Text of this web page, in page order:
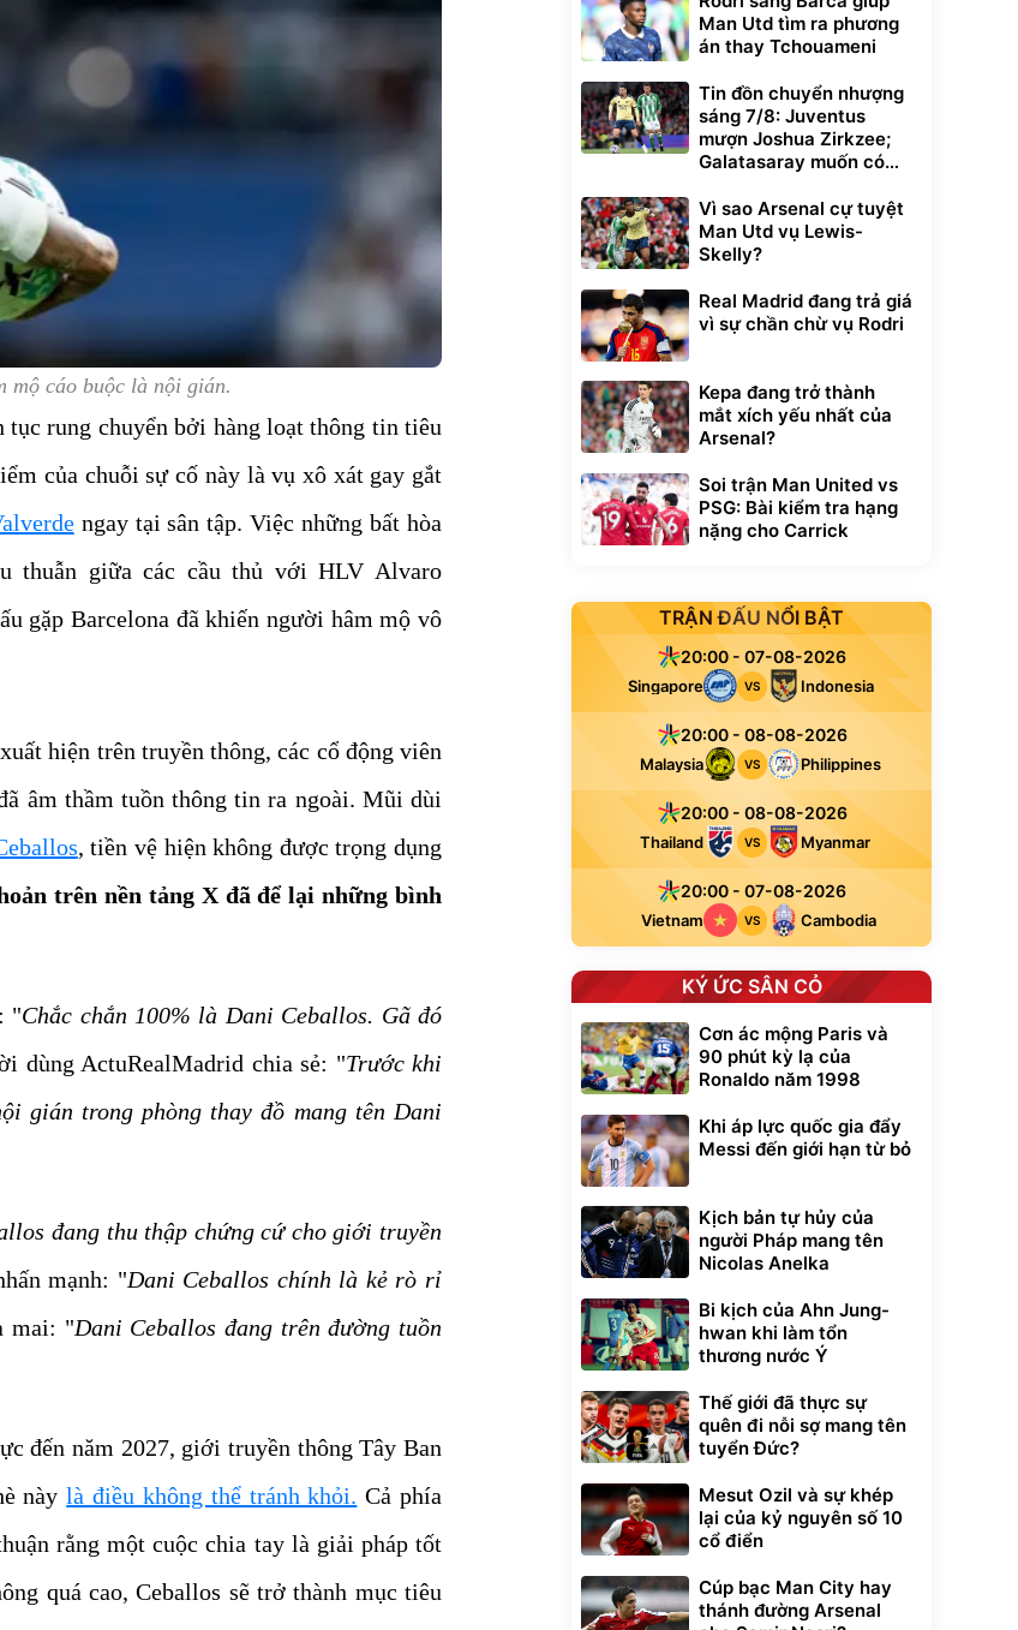
mộ cáo buộc là nội gián.
tục rung chuyển bởi hàng loạt thông tin tiêu
của chuỗi sự cố này là vụ xô xát gay gắt
ngay tại sân tập. Việc những bất hòa
thuẫn giữa các cầu thủ với HLV Alvaro
gặp Barcelona đã khiến người hâm mộ vô
hiện trên truyền thông, các cổ động viên
âm thầm tuồn thông tin ra ngoài. Mũi dùi
, tiền vệ hiện không được trọng dụng
trên nền tảng X đã để lại những bình
"Chắc chắn 100% là Dani Ceballos. Gã đó
dùng ActuRealMadrid chia sẻ: "Trước khi
gián trong phòng thay đồ mang tên Dani
đang thu thập chứng cứ cho giới truyền
mạnh: "Dani Ceballos chính là kẻ rò rỉ
mai: "Dani Ceballos đang trên đường tuồn
đến năm 2027, giới truyền thông Tây Ban
nàylà điều không thể tránh khỏi. Cả phía
rằng một cuộc chia tay là giải pháp tốt
quá cao, Ceballos sẽ trở thành mục tiêu
Man Utd tìm ra phương
án thay Tchouameni
Tin đồn chuyển nhượng
sáng 7/8: Juventus
mượn Joshua Zirkzee;
Galatasaray muốn có
Vì sao Arsenal cự tuyệt
Man Utd vụ Lewis-
Skelly?
Real Madrid đang trả giá
vì sự chần chừ vụ Rodri
Kepa đang trở thành
mắt xích yếu nhất của
Arsenal?
Soi trận Man United vs
PSG: Bài kiểm tra hạng
nặng cho Carrick
TRẬN ĐẤU NỔI BẬT
20:00 - 07-08-2026
Singapore VS Indonesia
20:00 - 08-08-2026
Malaysia VS Philippines
20:00 - 08-08-2026
Thailand VS Myanmar
20:00 - 07-08-2026
Vietnam VS Cambodia
KÝ ỨC SÂN CỎ
Cơn ác mộng Paris và
90 phút kỳ lạ của
Ronaldo năm 1998
Khi áp lực quốc gia đẩy
Messi đến giới hạn từ bỏ
Kịch bản tự hủy của
người Pháp mang tên
Nicolas Anelka
Bi kịch của Ahn Jung-
hwan khi làm tổn
thương nước Ý
Thế giới đã thực sự
quên đi nỗi sợ mang tên
tuyển Đức?
Mesut Ozil và sự khép
lại của kỷ nguyên số 10
cổ điển
Cúp bạc Man City hay
thánh đường Arsenal